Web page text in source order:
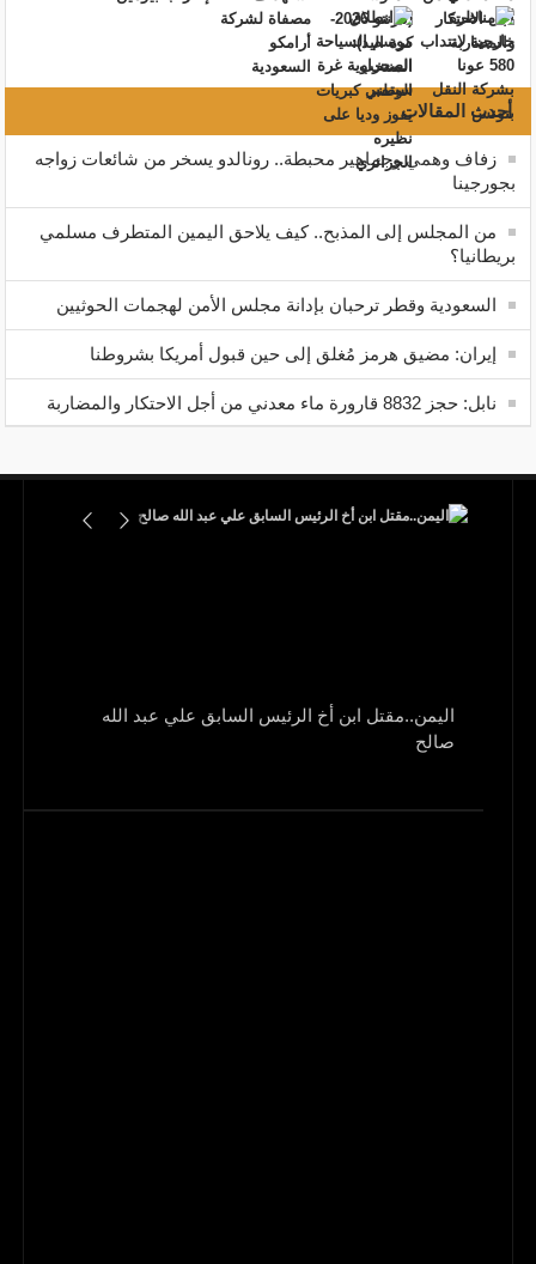
أحدث المقالات
زفاف وهمي وجماهير محبطة.. رونالدو يسخر من شائعات زواجه
بجورجينا
من المجلس إلى المذبح.. كيف يلاحق اليمين المتطرف مسلمي
بريطانيا؟
السعودية وقطر ترحبان بإدانة مجلس الأمن لهجمات الحوثيين
إيران: مضيق هرمز مُغلق إلى حين قبول أمريكا بشروطنا
نابل: حجز 8832 قارورة ماء معدني من أجل الاحتكار والمضاربة
اليمن..مقتل ابن أخ الرئيس السابق علي عبد الله
صالح